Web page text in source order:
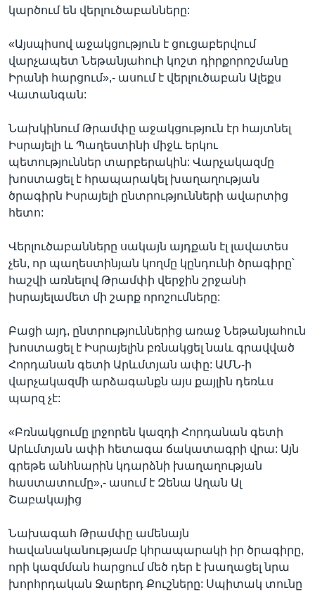
կարծում են վերլուծաբանները:
«Այսպիսով աջակցություն է ցուցաբերվում
վարչապետ Նեթանյահուի կոշտ դիրքորոշմանը
Իրանի հարցում»,- ասում է վերլուծաբան Ալեքս
Վատանգան:
Նախկինում Թրամփը աջակցություն էր հայտնել
Իսրայելի և Պաղեստինի միջև երկու
պետություններ տարբերակին: Վարչակազմը
խոստացել է հրապարակել խաղաղության
ծրագիրն Իսրայելի ընտրությունների ավարտից
հետո:
Վերլուծաբանները սակայն այդքան էլ լավատես
չեն, որ պաղեստինյան կողմը կընդունի ծրագիրը՝
հաշվի առնելով Թրամփի վերջին շրջանի
իսրայելամետ մի շարք որոշումները:
Բացի այդ, ընտրություններից առաջ Նեթանյահուն
խոստացել է Իսրայելին բռնակցել նաև գրավված
Հորդանան գետի Արևմտյան ափը: ԱՄՆ-ի
վարչակազմի արձագանքն այս քայլին դեռևս
պարզ չէ:
«Բռնակցումը լրջորեն կազդի Հորդանան գետի
Արևմտյան ափի հետագա ճակատագրի վրա: Այն
գրեթե անհնարին կդարձնի խաղաղության
հաստատումը»,- ասում է Զենա Աղան Ալ
Շաբակայից
Նախագահ Թրամփը ամենայն
հավանականությամբ կհրապարակի իր ծրագիրը,
որի կազմման հարցում մեծ դեր է խաղացել նրա
խորհրդական Ջարերդ Քուշները: Սպիտակ տունը